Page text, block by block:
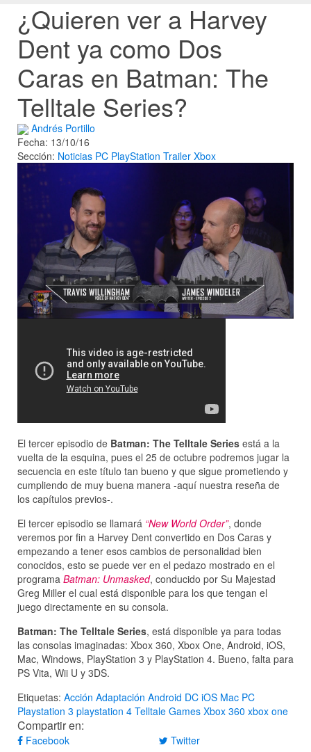
¿Quieren ver a Harvey
Dent ya como Dos
Caras en Batman: The
Telltale Series?
Andrés Portillo
Fecha: 13/10/16
Sección: Noticias PC PlayStation Trailer Xbox
El tercer episodio de Batman: The Telltale Series está a la
vuelta de la esquina, pues el 25 de octubre podremos jugar la
secuencia en este título tan bueno y que sigue prometiendo y
cumpliendo de muy buena manera -aquí nuestra reseña de
los capítulos previos-.
El tercer episodio se llamará “New World Order”, donde
veremos por fin a Harvey Dent convertido en Dos Caras y
empezando a tener esos cambios de personalidad bien
conocidos, esto se puede ver en el pedazo mostrado en el
programa Batman: Unmasked, conducido por Su Majestad
Greg Miller el cual está disponible para los que tengan el
juego directamente en su consola.
Batman: The Telltale Series, está disponible ya para todas
las consolas imaginadas: Xbox 360, Xbox One, Android, iOS,
Mac, Windows, PlayStation 3 y PlayStation 4. Bueno, falta para
PS Vita, Wii U y 3DS.
Etiquetas: Acción Adaptación Android DC iOS Mac PC
Playstation 3 playstation 4 Telltale Games Xbox 360 xbox one
Compartir en:
Facebook Twitter